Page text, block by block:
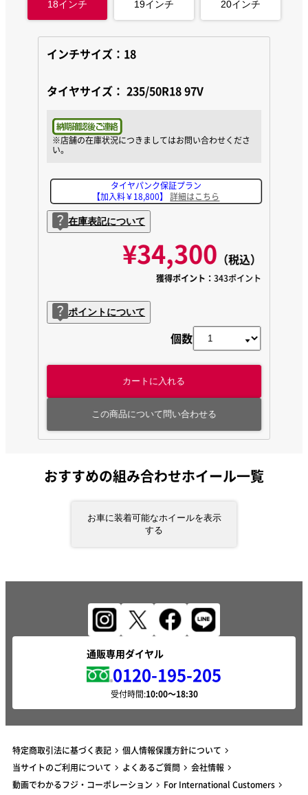
18インチ 19インチ 20インチ
インチサイズ：18
タイヤサイズ：235/50R18 97V
タイヤパンク保証プラン
【加入料￥18,800】詳細はこちら
在庫表記について
¥34,300 （税込）
獲得ポイント： 343ポイント
ポイントについて
個数
カートに入れる
この商品について問い合わせる
おすすめの組み合わせホイール一覧
お車に装着可能なホイールを表示
する
通販専用ダイヤル
0120-195-205
受付時間:
特定商取引法に基づく表記
個人情報保護方針について
当サイトのご利用について
よくあるご質問
会社情報
動画でわかるフジ・コーポレーション
For International Customers